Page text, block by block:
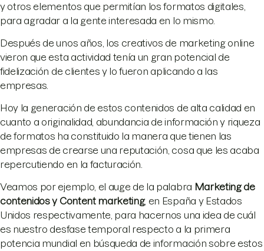
y otros elementos que permitían los formatos digitales,
para agradar a la gente interesada en lo mismo.
Después de unos años, los creativos de marketing online
vieron que esta actividad tenía un gran potencial de
fidelización de clientes y lo fueron aplicando a las
empresas.
Hoy la generación de estos contenidos de alta calidad en
cuanto a originalidad, abundancia de información y riqueza
de formatos ha constituido la manera que tienen las
empresas de crearse una reputación, cosa que les acaba
repercutiendo en la facturación.
Veamos por ejemplo, el auge de la palabra Marketing de
contenidos y Content marketing, en España y Estados
Unidos respectivamente, para hacernos una idea de cuál
es nuestro desfase temporal respecto a la primera
potencia mundial en búsqueda de información sobre estos